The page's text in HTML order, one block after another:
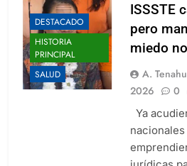
DESTACADO
HISTORIA
PRINCIPAL
SALUD
ISSSTE
pero
miedo
A.
2026
0
Ya